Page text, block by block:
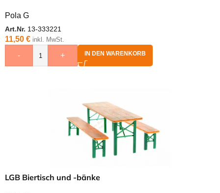
Pola G
Art.Nr. 13-333221
11,50 € inkl. MwSt.
- + IN DEN WARENKORB
LGB Biertisch und -bänke